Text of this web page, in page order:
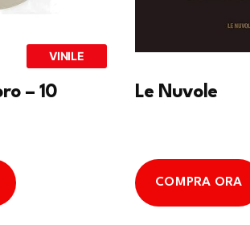
VINILE
– 10
Le Nuvole
COMPRA ORA